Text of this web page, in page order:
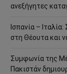
ανεξήγητες
Ισπανία –
στη Θέουτα και
Συμφωνία της
Πακιστάν